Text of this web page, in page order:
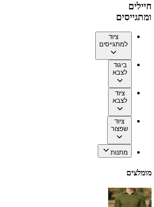
חיילים
ומתגייסים
ציוד
למתגייסים
ביגוד
לצבא
ציוד
לצבא
ציוד
שפצור
מתנות
מומלצים